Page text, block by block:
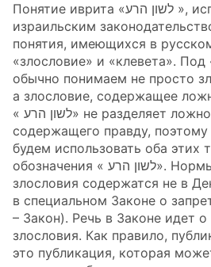
Понятие иврита «לשון הרע », используемое
израильским
понятия, имеющихся в
«злословие» и «клевета».
обычно понимаем не просто
а злословие, содержащее
« לשון הרע» не разделяет ложное злословие от
содержащего правду,
будем использовать оба этих
обозначения « לשון הרע». Нормы о правонарушении
злословия содержатся не в
в специальном Законе о
– Закон). Речь в Законе идет
злословия. Как правило,
это публикация, которая